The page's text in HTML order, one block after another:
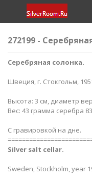
272199 -
Серебряная солонка.
Швеция, г. Стокгольм,
Высота: 3 см, диаметр
Вес: 43 грамма серебра
С гравировкой на дне.
Silver​ salt cellar.
Sweden, Stockholm, year